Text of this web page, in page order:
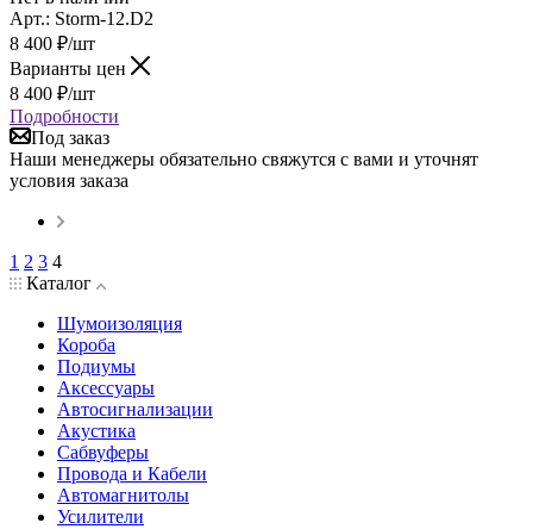
Арт.: Storm-12.D2
8 400 ₽/шт
Варианты цен
8 400 ₽/шт
Подробности
Под заказ
Наши менеджеры обязательно свяжутся с вами и уточнят
условия заказа
1 2 3 4
Каталог
Шумоизоляция
Короба
Подиумы
Аксессуары
Автосигнализации
Акустика
Сабвуферы
Провода и Кабели
Автомагнитолы
Усилители